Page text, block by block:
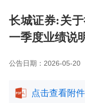
长城证券:关
一季度业绩说
公告日期：2026-05-20
点击查看附